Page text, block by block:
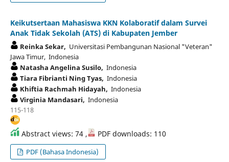
Keikutsertaan Mahasiswa KKN Kolaboratif dalam Survei
Anak Tidak Sekolah (ATS) di Kabupaten Jember
Reinka Sekar, Universitasi Pembangunan Nasional "Veteran"
Jawa Timur, Indonesia
Natasha Angelina Susilo, Indonesia
Tiara Fibrianti Ning Tyas, Indonesia
Khiftia Rachmah Hidayah, Indonesia
Virginia Mandasari, Indonesia
115-118
Abstract views: 74 , PDF downloads: 110
PDF (Bahasa Indonesia)